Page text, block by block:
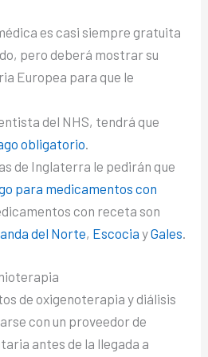
es casi siempre gratuita
pero deberá mostrar su
Europea para que le
del NHS, tendrá que
obligatorio.
de Inglaterra le pedirán que
para medicamentos con
con receta son
del Norte, Escocia yGales.
de oxigenoterapia y diálisis
con un proveedor de
antes de la llegada a